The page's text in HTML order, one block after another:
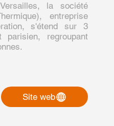
la société
entreprise
s'étend sur 3
parisien, regroupant
Site web